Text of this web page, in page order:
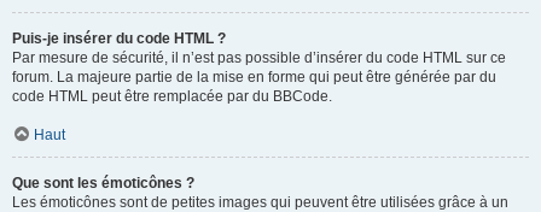
Puis-je insérer du code HTML ?
Par mesure de sécurité, il n’est pas possible d’insérer du code HTML sur ce
forum. La majeure partie de la mise en forme qui peut être générée par du
code HTML peut être remplacée par du BBCode.
Haut
Que sont les émoticônes ?
Les émoticônes sont de petites images qui peuvent être utilisées grâce à un